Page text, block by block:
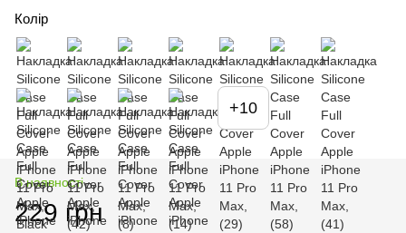
Колір
+10
В наявності
229 грн